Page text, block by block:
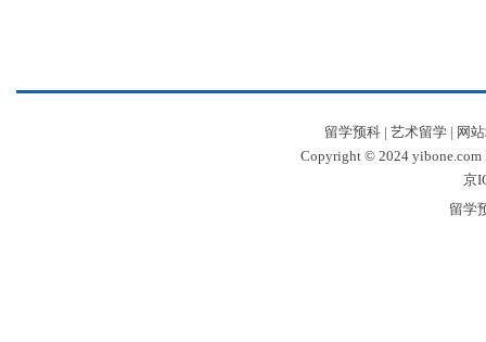
留学预科| 艺术留学| 网
Copyright © 2024 yibone.com
京
留学